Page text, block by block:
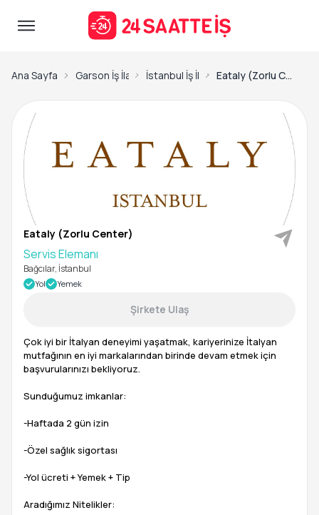
Ana Sayfa Garson İş İlanlarıİstanbul İş İlanları Eataly (Zorlu Center)-Servis Elemanı
Eataly (Zorlu Center)
Servis Elemanı
Bağcılar, İstanbul
Yol Yemek
Şirkete Ulaş
Çok iyi bir İtalyan deneyimi yaşatmak, kariyerinize İtalyan
mutfağının en iyi markalarından birinde devam etmek için
başvurularınızı bekliyoruz.
Sunduğumuz imkanlar:
-Haftada 2 gün izin
-Özel sağlık sigortası
-Yol ücreti + Yemek + Tip
Aradığımız Nitelikler: